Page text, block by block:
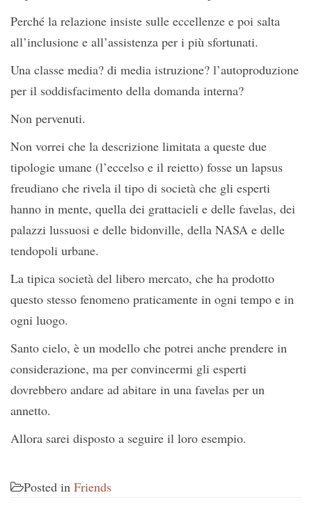
Perché la relazione insiste sulle eccellenze e poi salta
all’inclusione e all’assistenza per i più sfortunati.
Una classe media? di media istruzione? l’autoproduzione
per il soddisfacimento della domanda interna?
Non pervenuti.
Non vorrei che la descrizione limitata a queste due
tipologie umane (l’eccelso e il reietto) fosse un lapsus
freudiano che rivela il tipo di società che gli esperti
hanno in mente, quella dei grattacieli e delle favelas, dei
palazzi lussuosi e delle bidonville, della NASA e delle
tendopoli urbane.
La tipica società del libero mercato, che ha prodotto
questo stesso fenomeno praticamente in ogni tempo e in
ogni luogo.
Santo cielo, è un modello che potrei anche prendere in
considerazione, ma per convincermi gli esperti
dovrebbero andare ad abitare in una favelas per un
annetto.
Allora sarei disposto a seguire il loro esempio.
Posted in Friends